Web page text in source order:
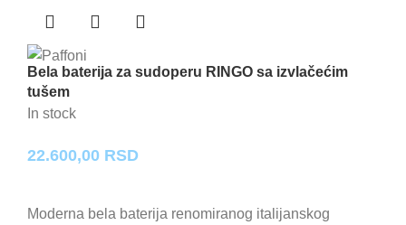
Bela baterija za sudoperu RINGO sa izvlačećim
tušem
In stock
22.600,00 RSD
Moderna bela baterija renomiranog italijanskog